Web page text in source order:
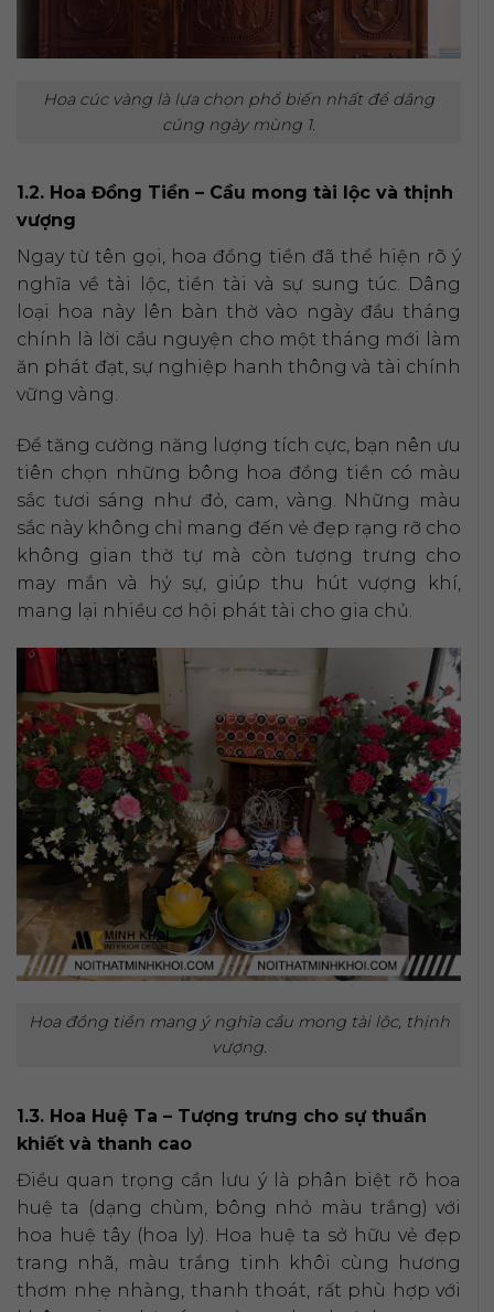
Hoa cúc vàng là lựa chọn phổ biến nhất để dâng
cúng ngày mùng 1.
1.2. Hoa Đồng Tiền – Cầu mong tài lộc và thịnh
vượng
Ngay từ tên gọi, hoa đồng tiền đã thể hiện rõ ý
nghĩa về tài lộc, tiền tài và sự sung túc. Dâng
loại hoa này lên bàn thờ vào ngày đầu tháng
chính là lời cầu nguyện cho một tháng mới làm
ăn phát đạt, sự nghiệp hanh thông và tài chính
vững vàng.
Để tăng cường năng lượng tích cực, bạn nên ưu
tiên chọn những bông hoa đồng tiền có màu
sắc tươi sáng như đỏ, cam, vàng. Những màu
sắc này không chỉ mang đến vẻ đẹp rạng rỡ cho
không gian thờ tự mà còn tượng trưng cho
may mắn và hỷ sự, giúp thu hút vượng khí,
mang lại nhiều cơ hội phát tài cho gia chủ.
Hoa đồng tiền mang ý nghĩa cầu mong tài lộc, thịnh
vượng.
1.3. Hoa Huệ Ta – Tượng trưng cho sự thuần
khiết và thanh cao
Điều quan trọng cần lưu ý là phân biệt rõ hoa
huệ ta (dạng chùm, bông nhỏ màu trắng) với
hoa huệ tây (hoa ly). Hoa huệ ta sở hữu vẻ đẹp
trang nhã, màu trắng tinh khôi cùng hương
thơm nhẹ nhàng, thanh thoát, rất phù hợp với